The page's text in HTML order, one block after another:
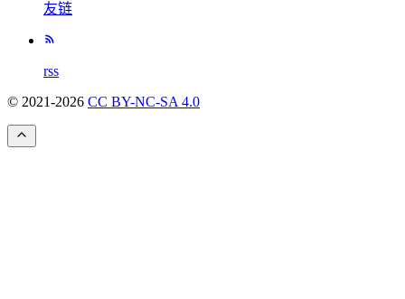
友链
rss
© 2021-2026 CC BY-NC-SA 4.0